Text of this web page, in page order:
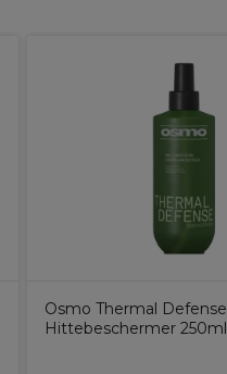
Osmo Thermal Defense
Hittebeschermer 250ml